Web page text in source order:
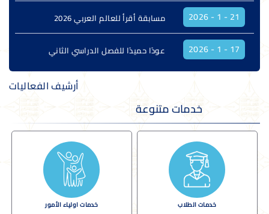
1 - 2 - 2026 طلابنا يحققون الفوز والتميّز في مسابقة
Teen Eagle 21 - 1 - 2026 مسابقة أقرأ للعالم العربي 2026
17 - 1 - 2026 عودًا حميدًا للفصل الدراسي الثاني
أرشيف الفعاليات
خدماتمتنوعة
خدمات الطلاب خدمات اولياء الأمور